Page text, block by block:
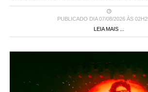
PUBLICADO DIA 07/08/2026 ÀS
LEIA MAIS ...